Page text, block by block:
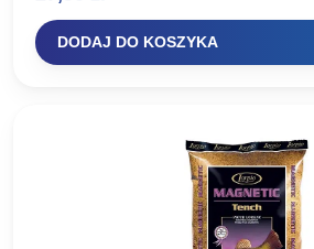
DODAJ DO KOSZYKA